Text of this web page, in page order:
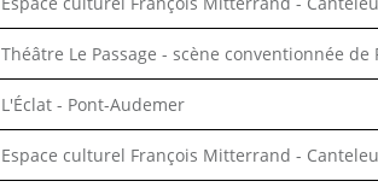
Théâtre Le Passage - scène conventionnée de
L'Éclat - Pont-Audemer
Espace culturel François Mitterrand - Canteleu